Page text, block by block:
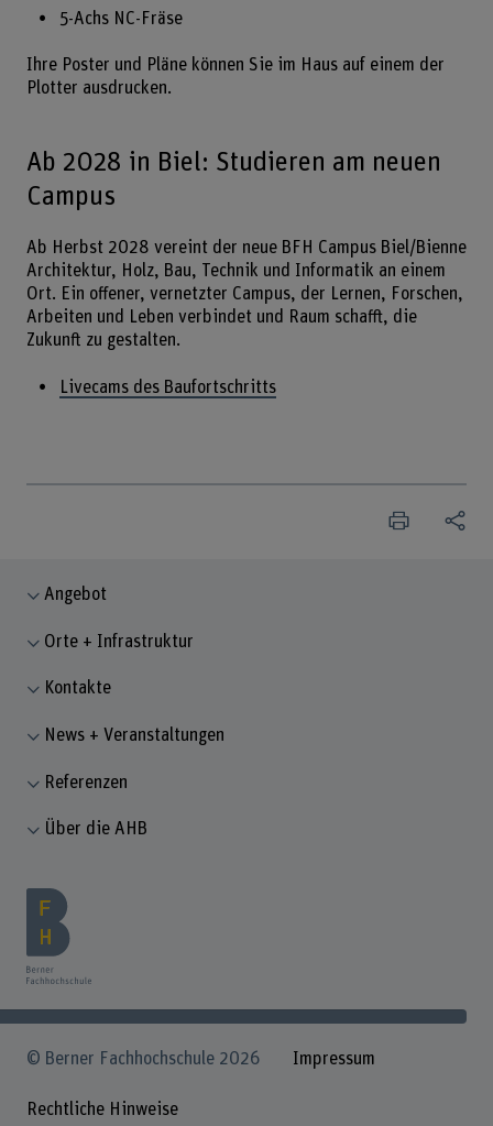
5-Achs NC-Fräse
Ihre Poster und Pläne können Sie im Haus auf einem der
Plotter ausdrucken.
Ab 2028 in Biel: Studieren am neuen
Campus
Ab Herbst 2028 vereint der neue BFH Campus Biel/Bienne
Architektur, Holz, Bau, Technik und Informatik an einem
Ort. Ein offener, vernetzter Campus, der Lernen, Forschen,
Arbeiten und Leben verbindet und Raum schafft, die
Zukunft zu gestalten.
Livecams des Baufortschritts
Angebot
Orte + Infrastruktur
Kontakte
News + Veranstaltungen
Referenzen
Über die AHB
© Berner Fachhochschule 2026 Impressum
Rechtliche Hinweise